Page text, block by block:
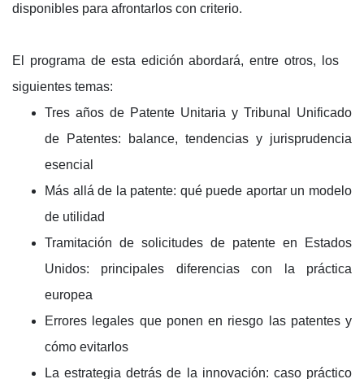
disponibles para afrontarlos con criterio.
El programa de esta edición abordará, entre otros, los
siguientes temas:
Tres años de Patente Unitaria y Tribunal Unificado
de Patentes: balance, tendencias y jurisprudencia
esencial
Más allá de la patente: qué puede aportar un modelo
de utilidad
Tramitación de solicitudes de patente en Estados
Unidos: principales diferencias con la práctica
europea
Errores legales que ponen en riesgo las patentes y
cómo evitarlos
La estrategia detrás de la innovación: caso práctico